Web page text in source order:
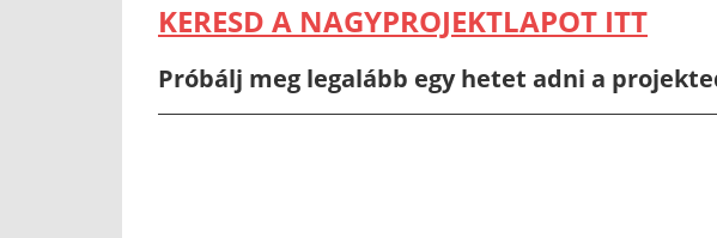
KERESD A NAGYPROJEKTLAPOT ITT
Próbálj meg legalább egy hetet adni a